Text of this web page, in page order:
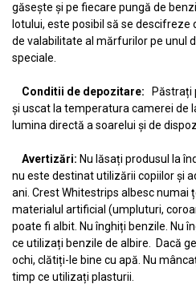
găsește și pe fiecare pungă de
lotului, este posibil să se descifreze
de valabilitate al mărfurilor pe unul
speciale.
Conditii de depozitare:
Păstrați
și uscat la temperatura camerei de
lumina directă a soarelui și de
Avertizări: Nu lăsați produsul la
nu este destinat utilizării copiilor și
ani. Crest Whitestrips albesc numai
materialul artificial (umpluturi,
poate fi albit. Nu înghiți benzile. Nu
ce utilizați benzile de albire. Dacă
ochi, clătiți-le bine cu apă. Nu
timp ce utilizați plasturii.